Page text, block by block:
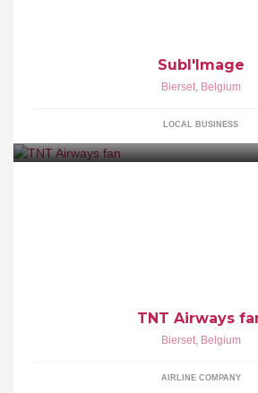
Subl'Image
Bierset, Belgium
LOCAL BUSINESS
TNT Airways
Bierset, Belgium
AIRLINE COMPANY